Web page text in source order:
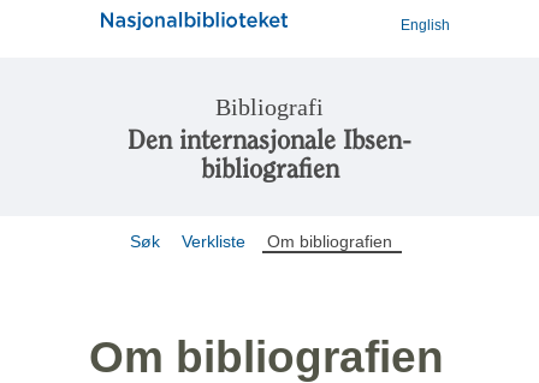
English
Bibliografi
Den internasjonale Ibsen-
bibliografien
Søk Verkliste Om bibliografien
Om bibliografien